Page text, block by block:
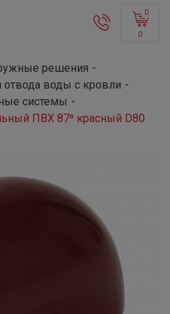
0
0
решения
воды с кровли
системы
ПВХ 87⁰ красный D80